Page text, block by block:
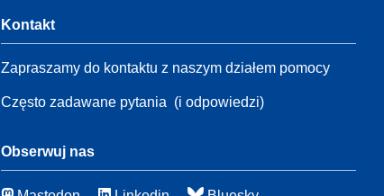
2
21
54
Kontakt
Zapraszamy do kontaktu z naszym działem pomocy
Często zadawane pytania (i odpowiedzi)
Obserwuj nas